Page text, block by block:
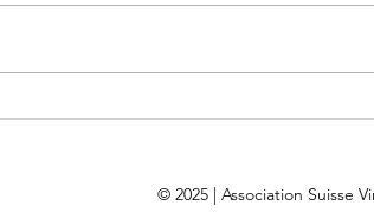
Resultaten des BioVino-
© 2025 | Association Suisse